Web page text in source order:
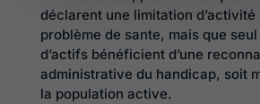
déclarent une limitation d’activité
problème de sante, mais que seul
d’actifs bénéficient d’une
administrative du handicap, soit
la population active.